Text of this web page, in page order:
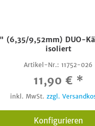
(6,35/9,52mm) DUO-
isoliert
Artikel-Nr.: 11752-026
11,90 € *
inkl. MwSt. zzgl.
Konfigurieren